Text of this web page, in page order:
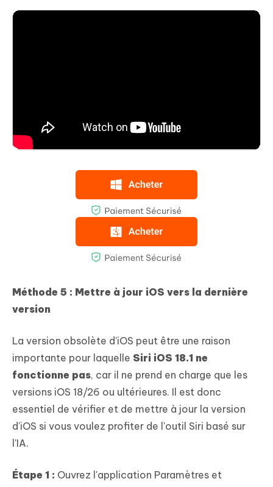
Méthode 5 : Mettre à jour iOS vers la dernière
version
La version obsolète d'iOS peut être une raison
importante pour laquelle Siri iOS 18.1 ne
fonctionne pas, car il ne prend en charge que les
versions iOS 18/26 ou ultérieures. Il est donc
essentiel de vérifier et de mettre à jour la version
d'iOS si vous voulez profiter de l'outil Siri basé sur
l'IA.
Étape 1 : Ouvrez l'application Paramètres et